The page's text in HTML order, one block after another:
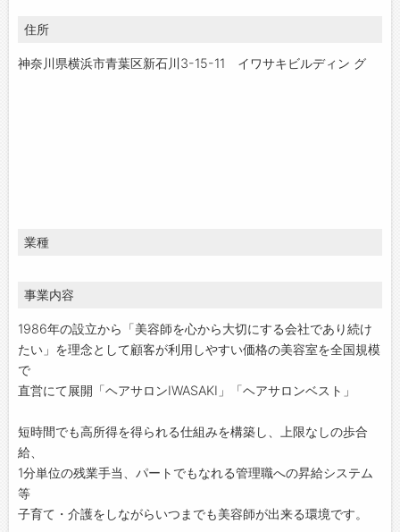
住所
神奈川県横浜市青葉区新石川3-15-11 イワサキビルディン グ
業種
事業内容
1986年の設立から「美容師を心から大切にする会社であり続け
たい」を理念として顧客が利用しやすい価格の美容室を全国規模
で
直営にて展開「ヘアサロンIWASAKI」「ヘアサロンベスト」
短時間でも高所得を得られる仕組みを構築し、上限なしの歩合
給、
1分単位の残業手当、パートでもなれる管理職への昇給システム
等
子育て・介護をしながらいつまでも美容師が出来る環境です。